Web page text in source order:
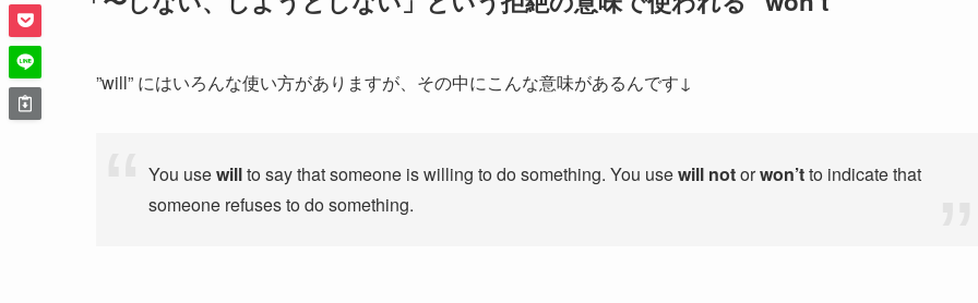
”will” にはいろんな使い方がありますが、その中にこんな意味があるんです↓
You usewillto say that someone is willing to do something. You usewill notorwon’tto indicate that
someone refuses to do something.